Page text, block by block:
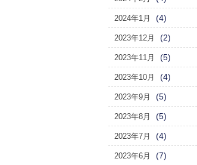
2024年1月 (4)
2023年12月 (2)
2023年11月 (5)
2023年10月 (4)
2023年9月 (5)
2023年8月 (5)
2023年7月 (4)
2023年6月 (7)